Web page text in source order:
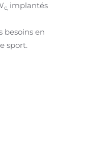
c, implantés
besoins en
sport.